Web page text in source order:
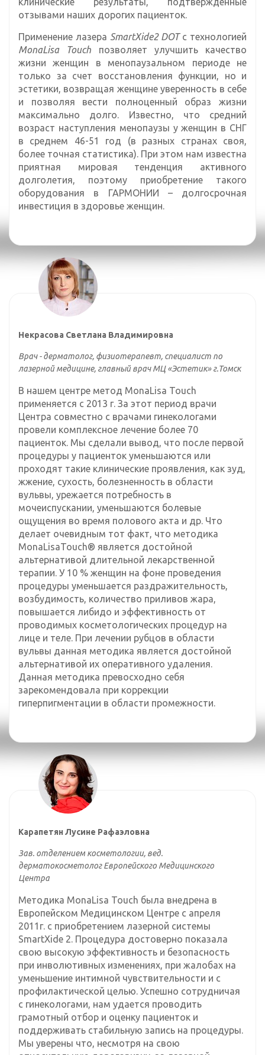
отзывами наших дорогих пациенток.
Применение лазера SmartXide2 DOTс технологией
МоnaLisa Touch позволяет улучшить качество
жизни женщин в менопаузальном периоде не
только за счет восстановления функции, но и
эстетики, возвращая женщине уверенность в себе
и позволяя вести полноценный образ жизни
максимально долго. Известно, что средний
возраст наступления менопаузы у женщин в СНГ
в среднем 46-51 год (в разных странах своя,
более точная статистика). При этом нам известна
приятная мировая тенденция активного
долголетия, поэтому приобретение такого
оборудования в ГАРМОНИИ – долгосрочная
инвестиция в здоровье женщин.
Некрасова Светлана Владимировна
Врач - дерматолог, физиотерапевт, специалист по
лазерной медицине, главный врач МЦ «Эстетик» г.Томск
В нашем центре метод MonaLisa Touch
применяется с 2013 г. За этот период врачи
Центра совместно с врачами гинекологами
провели комплексное лечение более 70
пациенток. Мы сделали вывод, что после первой
процедуры у пациенток уменьшаются или
проходят такие клинические проявления, как зуд,
жжение, сухость, болезненность в области
вульвы, урежается потребность в
мочеиспускании, уменьшаются болевые
ощущения во время полового акта и др. Что
делает очевидным тот факт, что методика
MonaLisaTouch® является достойной
альтернативой длительной лекарственной
терапии. У 10 % женщин на фоне проведения
процедуры уменьшается раздражительность,
возбудимость, количество приливов жара,
повышается либидо и эффективность от
проводимых косметологических процедур на
лице и теле. При лечении рубцов в области
вульвы данная методика является достойной
альтернативой их оперативного удаления.
Данная методика превосходно себя
зарекомендовала при коррекции
гиперпигментации в области промежности.
Карапетян Лусине Рафаэловна
Зав. отделением косметологии, вед.
дерматокосметолог Европейского Медицинского
Центра
Методика MonaLisa Touch была внедрена в
Европейском Медицинском Центре с апреля
2011г. с приобретением лазерной системы
SmartXide 2. Процедура достоверно показала
свою высокую эффективность и безопасность
при инволютивных изменениях, при жалобах на
уменьшение интимной чувствительности и с
профилактической целью. Успешно сотрудничая
с гинекологами, нам удается проводить
грамотный отбор и оценку пациенток и
поддерживать стабильную запись на процедуры.
Мы уверены что, несмотря на свою